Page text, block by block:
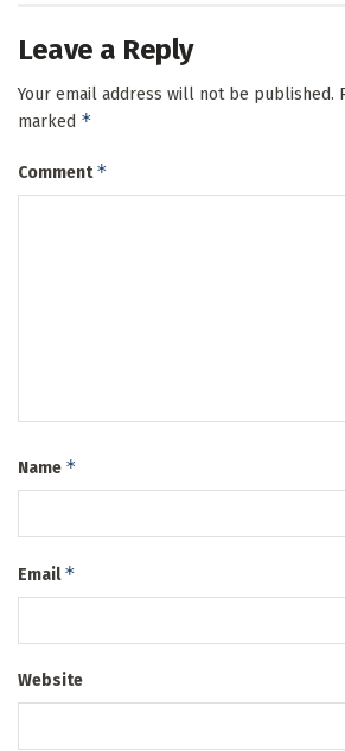
Leave a Reply
Your email address will not be published.
marked *
Comment*
Name *
Email*
Website